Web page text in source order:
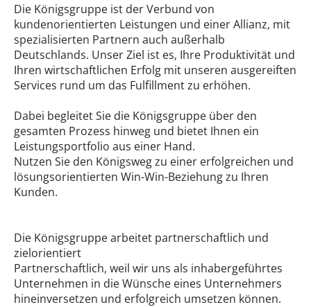
Die Königsgruppe ist der Verbund von
kundenorientierten Leistungen und einer Allianz, mit
spezialisierten Partnern auch außerhalb
Deutschlands. Unser Ziel ist es, Ihre Produktivität und
Ihren wirtschaftlichen Erfolg mit unseren ausgereiften
Services rund um das Fulfillment zu erhöhen.
Dabei begleitet Sie die Königsgruppe über den
gesamten Prozess hinweg und bietet Ihnen ein
Leistungsportfolio aus einer Hand.
Nutzen Sie den Königsweg zu einer erfolgreichen und
lösungsorientierten Win-Win-Beziehung zu Ihren
Kunden.
Die Königsgruppe arbeitet partnerschaftlich und
zielorientiert
Partnerschaftlich, weil wir uns als inhabergeführtes
Unternehmen in die Wünsche eines Unternehmers
hineinversetzen und erfolgreich umsetzen können.